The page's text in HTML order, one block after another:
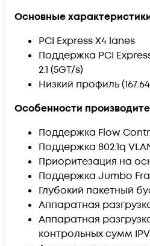
Основные
PCI Express X4 lanes
Поддержка PCI
2.1 (5GT/s)
Низкий профиль
Особенности
Поддержка Flow
Поддержка 802.1q
Приоритезация на
Поддержка Jumbo
Глубокий пакетный
Аппаратная
Аппаратная
контрольных сумм